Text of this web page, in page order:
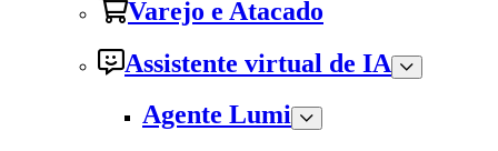
Varejo e Atacado
Assistente virtual de IA
Agente Lumi